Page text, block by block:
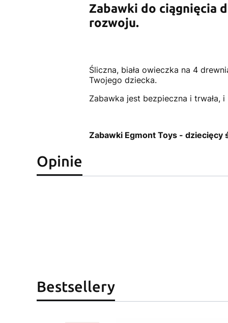
Zabawki do ciągnięcia
rozwoju.
Śliczna, biała owieczka na 4
Twojego dziecka.
Zabawka jest bezpieczna i
Zabawki Egmont Toys - dziecięcy
Opinie
Bestsellery